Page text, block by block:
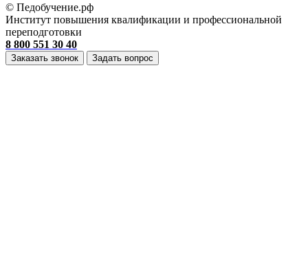
© Педобучение.рф
Институт повышения квалификации и профессиональной
переподготовки
8 800 551 30 40
Заказать звонок Задать вопрос